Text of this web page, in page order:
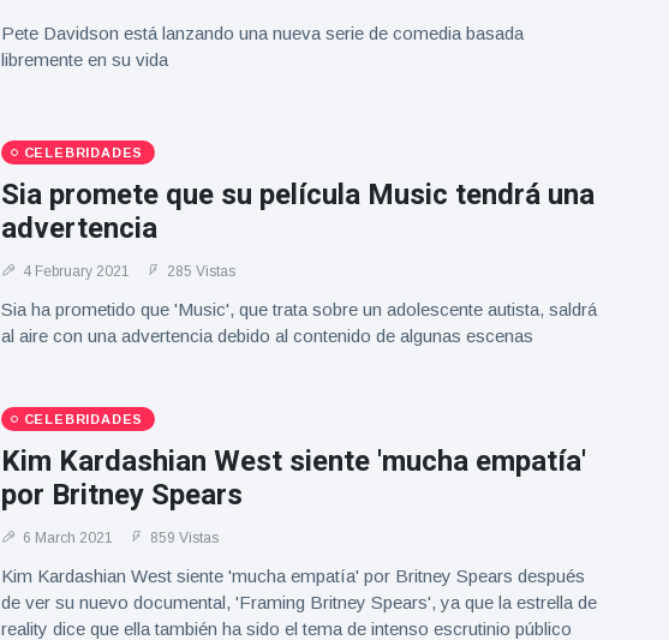
Pete Davidson está lanzando una nueva serie de comedia basada
libremente en su vida
CELEBRIDADES
Sia promete que su película Music tendrá una
advertencia
4 February 2021 285 Vistas
Sia ha prometido que 'Music', que trata sobre un adolescente autista, saldrá
al aire con una advertencia debido al contenido de algunas escenas
CELEBRIDADES
Kim Kardashian West siente 'mucha empatía'
por Britney Spears
6 March 2021 859 Vistas
Kim Kardashian West siente 'mucha empatía' por Britney Spears después
de ver su nuevo documental, 'Framing Britney Spears', ya que la estrella de
reality dice que ella también ha sido el tema de intenso escrutinio público